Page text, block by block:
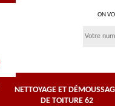
ON
NETTOYAGE ET
DE TOITURE 62